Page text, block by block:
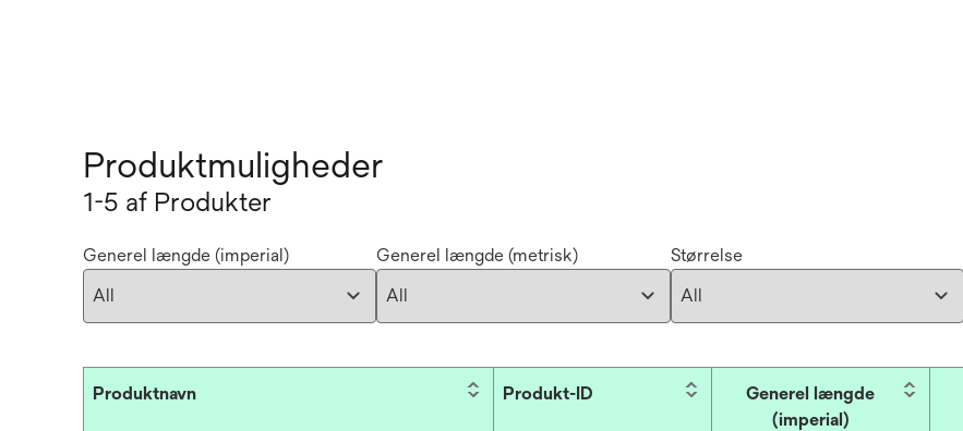
Produktmuligheder
1-5 af Produkter
Generel længde (imperial) Generel længde (metrisk) Størrelse
Produktnavn Produkt-ID
Generel længde
(imperial)